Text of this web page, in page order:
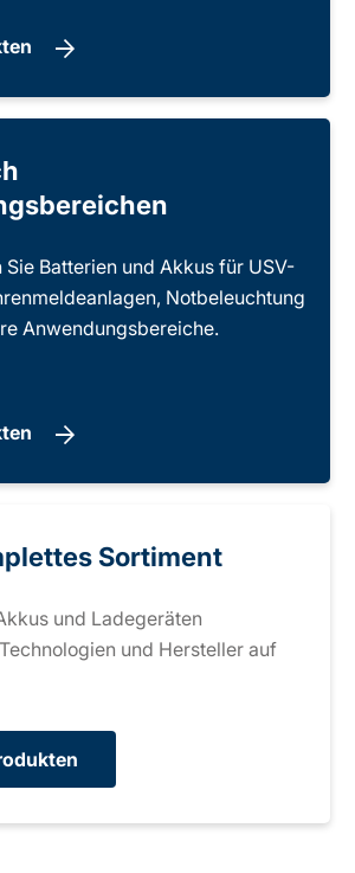
Batterien und Akkus für USV-
Notbeleuchtung
Anwendungsbereiche.
Sortiment
und Ladegeräten
und Hersteller auf